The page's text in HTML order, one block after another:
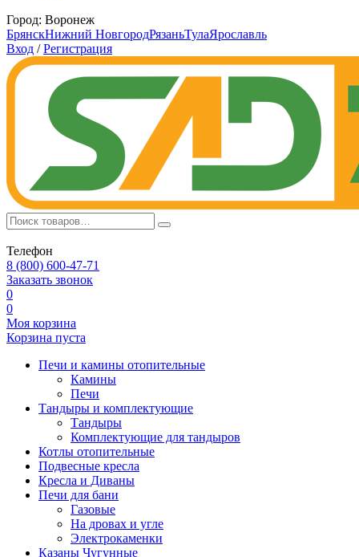
Город: Воронеж
БрянскНижний НовгородРязаньТулаЯрославль
Вход / Регистрация
Телефон
8 (800) 600-47-71
Заказать звонок
0
0
Моя корзина
Корзина пуста
Печи и камины отопительные
Камины
Печи
Тандыры и комплектующие
Тандыры
Комплектующие для тандыров
Котлы отопительные
Подвесные кресла
Кресла и Диваны
Печи для бани
Газовые
На дровах и угле
Электрокаменки
Казаны Чугунные